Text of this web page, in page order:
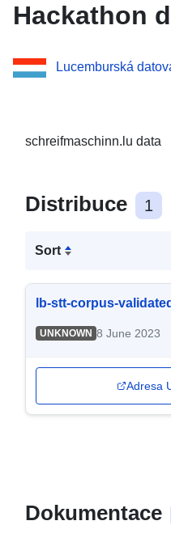
Hackathon
Lucemburská
schreifmaschinn.lu data
Distribuce 1
Sort
lb-stt-corpus-
UNKNOWN 8 June 2023
Adresa
Dokumentace